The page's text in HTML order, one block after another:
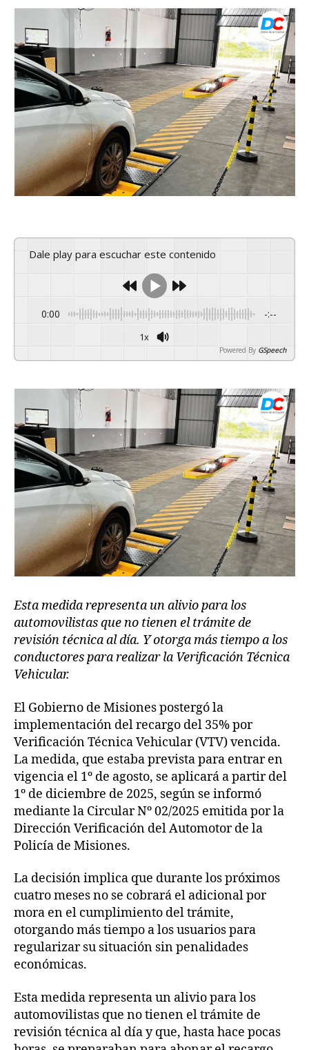
Dale play para escuchar este contenido
0:00 -:--
1x
Powered By GSpeech
Esta medida representa un alivio para los
automovilistas que no tienen el trámite de
revisión técnica al día. Y otorga más tiempo a los
conductores para realizar la Verificación Técnica
Vehicular.
El Gobierno de Misiones postergó la
implementación del recargo del 35% por
Verificación Técnica Vehicular (VTV) vencida.
La medida, que estaba prevista para entrar en
vigencia el 1º de agosto, se aplicará a partir del
1º de diciembre de 2025, según se informó
mediante la Circular Nº 02/2025 emitida por la
Dirección Verificación del Automotor de la
Policía de Misiones.
La decisión implica que durante los próximos
cuatro meses no se cobrará el adicional por
mora en el cumplimiento del trámite,
otorgando más tiempo a los usuarios para
regularizar su situación sin penalidades
económicas.
Esta medida representa un alivio para los
automovilistas que no tienen el trámite de
revisión técnica al día y que, hasta hace pocas